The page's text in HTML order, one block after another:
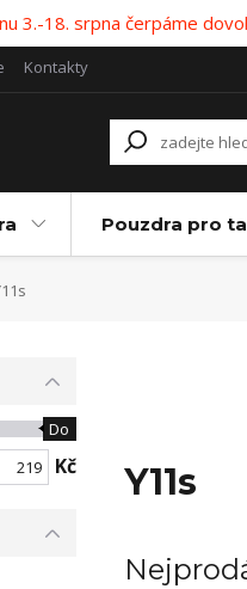
3.-18. srpna čerpáme
Kontakty
Pouzdra pro
Y11s
Do
Kč